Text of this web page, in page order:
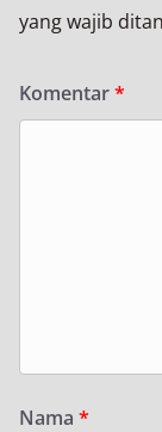
yang wajib
Komentar*
Nama *